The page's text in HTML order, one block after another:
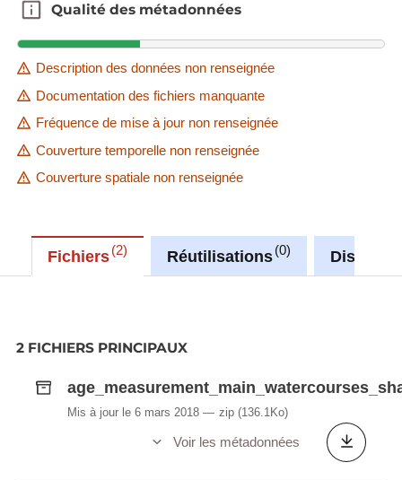
Qualité des métadonnées
Qualité des métadonnées
Description des données non renseignée
Documentation des fichiers manquante
Fréquence de mise à jour non renseignée
Couverture temporelle non renseignée
Couverture spatiale non renseignée
Fichiers 2 Réutilisations 0
2 FICHIERS PRINCIPAUX
Mis à jour le 6 mars 2018 zip (136.1Ko)
Voir les métadonnées